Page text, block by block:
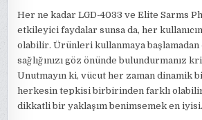
Her ne kadar LGD-4033 ve Elite Sarms
etkileyici faydalar sunsa da, her
olabilir. Ürünleri kullanmaya başlamadan
sağlığınızı göz önünde bulundurmanız
Unutmayın ki, vücut her zaman dinamik
herkesin tepkisi birbirinden farklı
dikkatli bir yaklaşım benimsemek en iyisi.